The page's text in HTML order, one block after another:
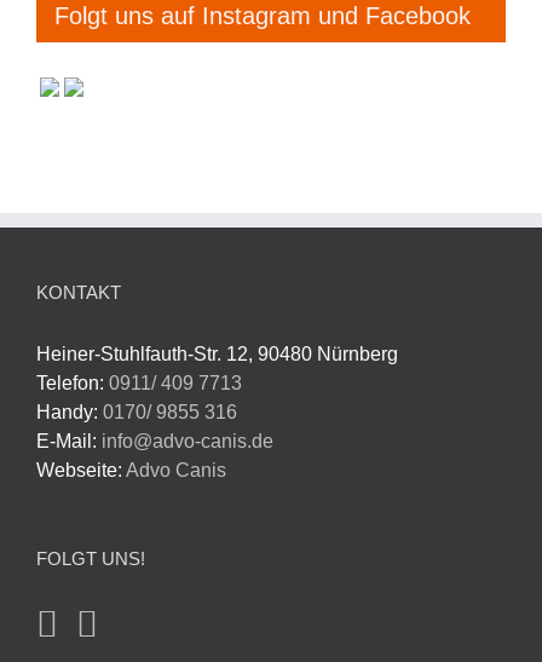
Folgt uns auf Instagram und Facebook
KONTAKT
Heiner-Stuhlfauth-Str. 12, 90480 Nürnberg
Telefon: 0911/ 409 7713
Handy: 0170/ 9855 316
E-Mail: info@advo-canis.de
Webseite: Advo Canis
FOLGT UNS!